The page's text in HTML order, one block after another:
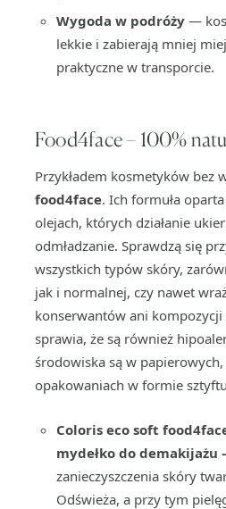
Wygoda w podróży —
lekkie i zabierają mniej
praktyczne w transporcie.
Food4face – 100%
Przykładem kosmetyków bez
food4face. Ich formuła
olejach, których działanie
odmładzanie. Sprawdzą się
wszystkich typów skóry,
jak i normalnej, czy nawet
konserwantów ani kompozycji
sprawia, że są również
środowiska są w
opakowaniach w formie
Coloris eco soft
mydełko do demakijażu
zanieczyszczenia skóry
Odświeża, a przy tym